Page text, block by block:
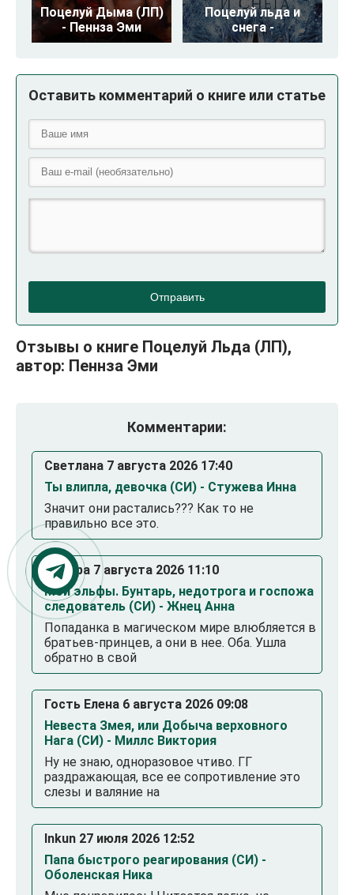
Поцелуй Дыма (ЛП)
- Пеннза Эми
Поцелуй льда и
снега -
Оставить комментарий о книге или статье
Отправить
Отзывы о книге Поцелуй Льда (ЛП),
автор: Пеннза Эми
Комментарии:
Светлана 7 августа 2026 17:40
Ты влипла, девочка (СИ) - Стужева Инна
Значит они растались??? Как то не
правильно все это.
Тамара 7 августа 2026 11:10
Мои эльфы. Бунтарь, недотрога и госпожа
следователь (СИ) - Жнец Анна
Попаданка в магическом мире влюбляется в
братьев-принцев, а они в нее. Оба. Ушла
обратно в свой
Гость Елена 6 августа 2026 09:08
Невеста Змея, или Добыча верховного
Нага (СИ) - Миллс Виктория
Ну не знаю, одноразовое чтиво. ГГ
раздражающая, все ее сопротивление это
слезы и валяние на
Inkun 27 июля 2026 12:52
Папа быстрого реагирования (СИ) -
Оболенская Ника